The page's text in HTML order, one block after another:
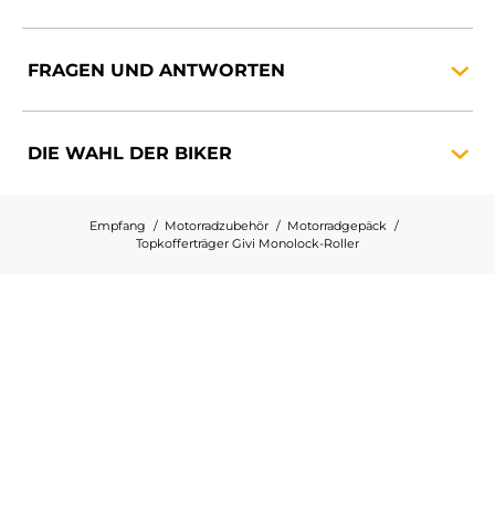
FRAGEN UND ANTWORTEN
DIE WAHL DER BIKER
Empfang Motorradzubehör
Motorradgepäck
Topkofferträger Givi Monolock-Roller